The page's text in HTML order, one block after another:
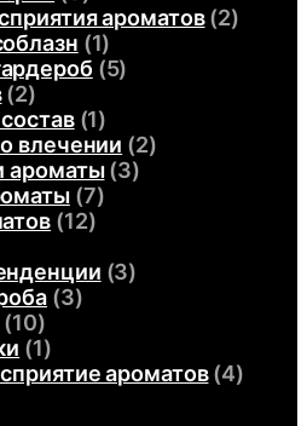
ароматов(2)
(1)
(5)
(2)
(1)
влечении (2)
ароматы(3)
(7)
(12)
(3)
(3)
(10)
(1)
ароматов(4)